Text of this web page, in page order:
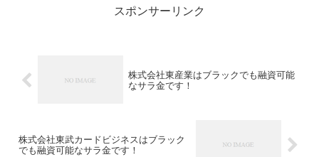
スポンサーリンク
株式会社東産業はブラックでも融資可能
なサラ金です！
株式会社東武カードビジネスはブラック
でも融資可能なサラ金です！